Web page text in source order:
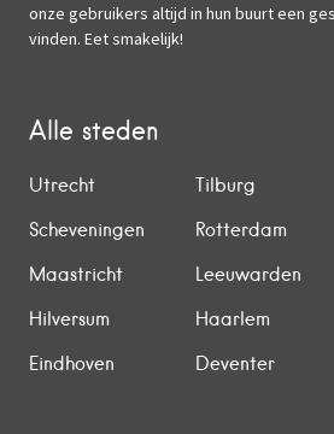
onze gebruikers altijd in hun buurt een
vinden. Eet smakelijk!
Alle steden
Utrecht Tilburg
Scheveningen
Rotterdam
Maastricht
Leeuwarden
Hilversum
Haarlem
Eindhoven
Deventer